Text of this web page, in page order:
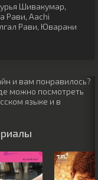
Шивакумар,
Рави, Aachi
Рави, Юварани
и вам понравилось?
можно посмотреть
языке и в